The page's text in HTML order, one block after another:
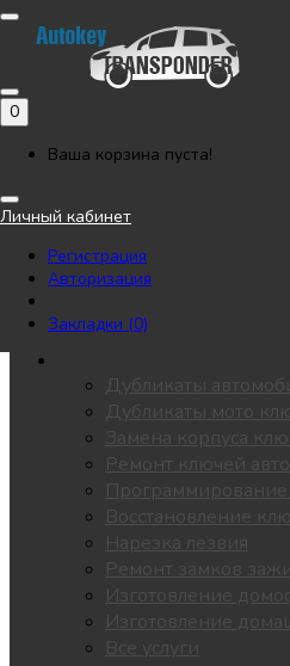
Позвонить
Напишите нам в Telegram
Автоключи
Все разделы
Дубликаты
Дубликаты мото
Замена корпуса
Ремонт ключей
Программирование
Восстановление
Нарезка лезвия
Ремонт замков
Изготовление
Изготовление
Все услуги
0
Ваша корзина пуста!
Личный кабинет
Регистрация
Авторизация
Закладки (0)